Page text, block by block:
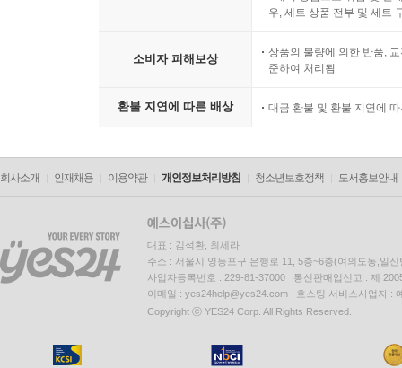
우, 세트 상품 전부 및 세트
소비자 피해보상
상품의 불량에 의한 반품,
준하여 처리됨
환불 지연에 따른 배상 대금 환불 및 환불 지연에
회사소개 인재채용 이용약관 개인정보처리방침 청소년보호정책 도서홍보안내
대표 : 김석환, 최세라
주소 : 서울시 영등포구 은행로 11, 5층~6층(여의도동,일신
사업자등록번호 : 229-81-37000 통신판매업신고 : 제
이메일 : yes24help@yes24.com 호스팅 서비스사업자 :
Copyright ⓒ YES24 Corp. All Rights Reserved.